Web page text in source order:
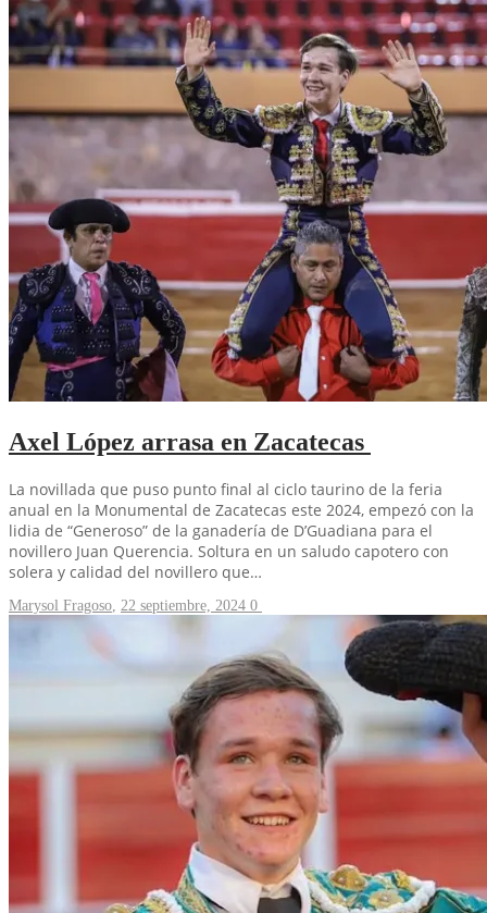
Axel López arrasa en Zacatecas
La novillada que puso punto final al ciclo taurino de la feria
anual en la Monumental de Zacatecas este 2024, empezó con la
lidia de “Generoso” de la ganadería de D’Guadiana para el
novillero Juan Querencia. Soltura en un saludo capotero con
solera y calidad del novillero que…
Marysol Fragoso, 22 septiembre, 2024 0